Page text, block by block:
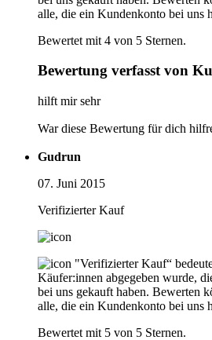
alle, die ein Kundenkonto bei uns
Bewertet mit 4 von 5 Sternen.
Bewertung verfasst von
hilft mir sehr
War diese Bewertung für dich
Gudrun
07. Juni 2015
Verifizierter Kauf
"Verifizierter Kauf“
Käufer:innen abgegeben wurde,
bei uns gekauft haben. Bewerten
alle, die ein Kundenkonto bei uns
Bewertet mit 5 von 5 Sternen.